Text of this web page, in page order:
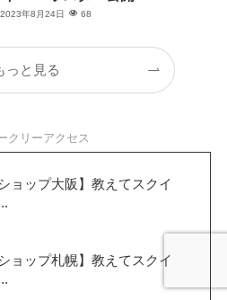
2023年8月24日 68
っと見る
クリーアクセス
ョップ大阪】教えてスクイ
ョップ札幌】教えてスクイ